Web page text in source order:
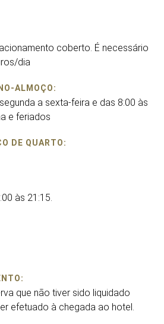
coberto. É necessário
dia
ALMOÇO:
a sexta-feira e das 8:00 às
e feriados
DE QUARTO:
às 21:15.
que não tiver sido liquidado
efetuado à chegada ao hotel.